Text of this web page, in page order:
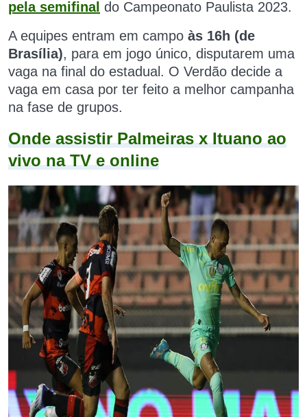
pela semifinal do Campeonato Paulista 2023.
A equipes entram em campo às 16h (de
Brasília), para em jogo único, disputarem uma
vaga na final do estadual . O Verdão decide a
vaga em casa por ter feito a melhor campanha
na fase de grupos.
Onde assistir Palmeiras x Ituano ao
vivo na TV e online